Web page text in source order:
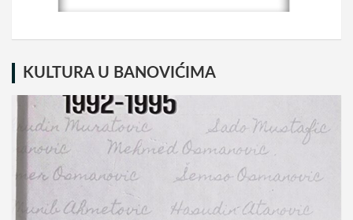
KULTURA U BANOVIĆIMA